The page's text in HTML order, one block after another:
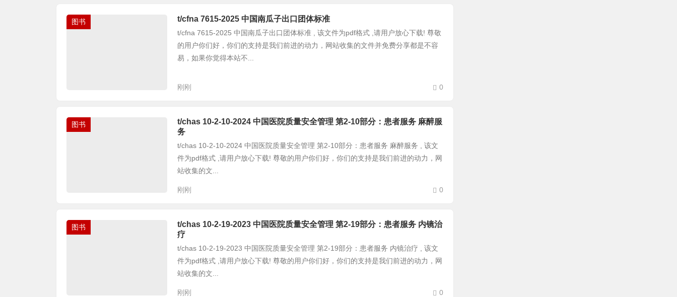
图书 t/cfna 7615-2025 中国南瓜子出口团体标准
t/cfna 7615-2025 中国南瓜子出口团体标准 , 该文件为pdf格式 ,请用户放心下载! 尊敬
的用户你们好，你们的支持是我们前进的动力，网站收集的文件并免费分享都是不容
易，如果你觉得本站不...
刚刚 0
图书
t/chas 10-2-10-2024 中国医院质量安全管理 第2-10部分：患者服务 麻醉服
务
t/chas 10-2-10-2024 中国医院质量安全管理 第2-10部分：患者服务 麻醉服务 , 该文
件为pdf格式 ,请用户放心下载! 尊敬的用户你们好，你们的支持是我们前进的动力，网
站收集的文...
刚刚 0
图书
t/chas 10-2-19-2023 中国医院质量安全管理 第2-19部分：患者服务 内镜治
疗
t/chas 10-2-19-2023 中国医院质量安全管理 第2-19部分：患者服务 内镜治疗 , 该文
件为pdf格式 ,请用户放心下载! 尊敬的用户你们好，你们的支持是我们前进的动力，网
站收集的文...
刚刚 0